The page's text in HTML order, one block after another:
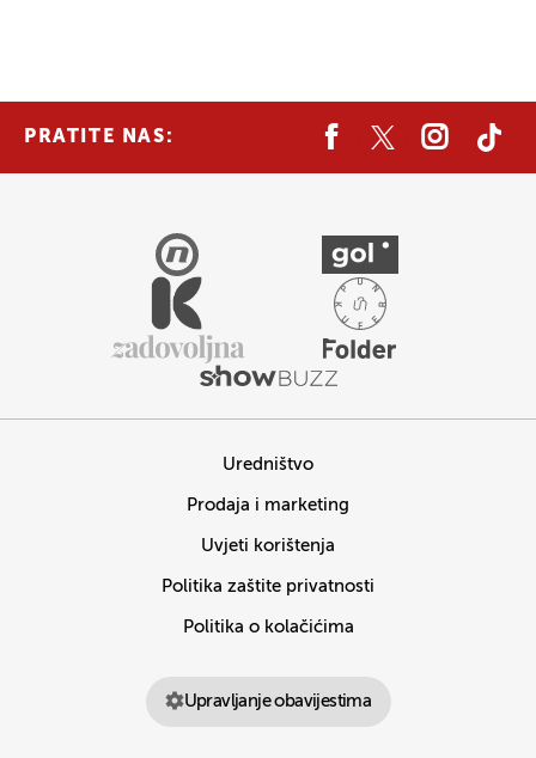
PRATITE NAS:
Uredništvo
Prodaja i marketing
Uvjeti korištenja
Politika zaštite privatnosti
Politika o kolačićima
Upravljanje obavijestima